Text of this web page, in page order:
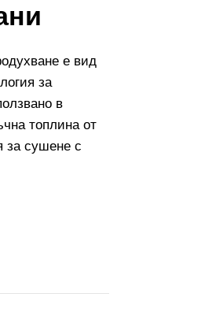
е вид
за
в
топлина от
за сушене с